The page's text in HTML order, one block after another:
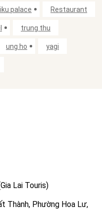
palace Restaurant
trung thu
ung ho yagi
Lai Touris)
Thành, Phường Hoa Lư,